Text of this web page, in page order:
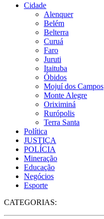
Cidade
Alenquer
Belém
Belterra
Curuá
Faro
Juruti
Itaituba
Óbidos
Mojuí dos Campos
Monte Alegre
Oriximiná
Rurópolis
Terra Santa
Política
JUSTIÇA
POLÍCIA
Mineração
Educação
Negócios
Esporte
CATEGORIAS: